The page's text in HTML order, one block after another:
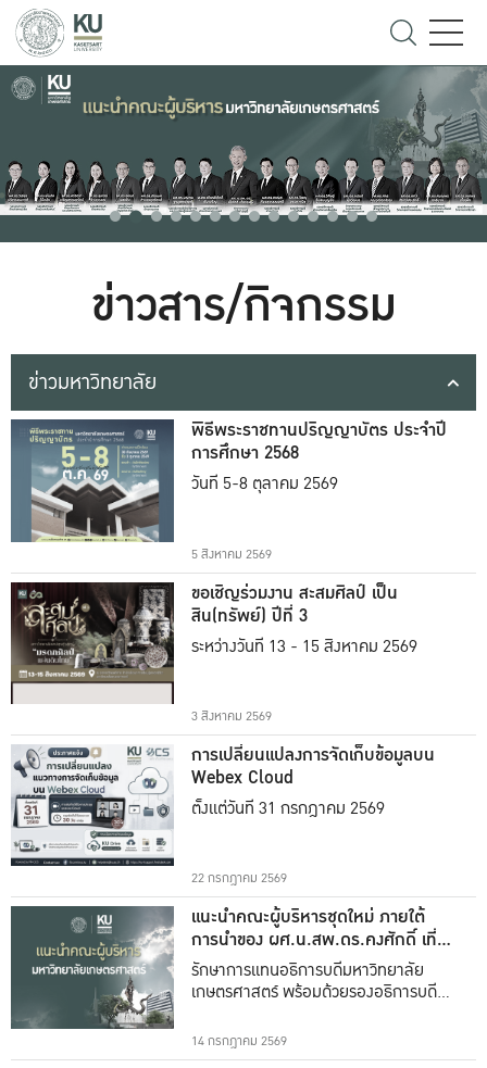
ข่าวสาร/กิจกรรม
ข่าวมหาวิทยาลัย
พิธีพระราชทานปริญญาบัตร ประจำปี
การศึกษา 2568
วันที่ 5-8 ตุลาคม 2569
5 สิงหาคม 2569
ขอเชิญร่วมงาน สะสมศิลป์ เป็น
สิน(ทรัพย์) ปีที่ 3
ระหว่างวันที่ 13 - 15 สิงหาคม 2569
3 สิงหาคม 2569
การเปลี่ยนแปลงการจัดเก็บข้อมูลบน
Webex Cloud
ตั้งแต่วันที่ 31 กรกฎาคม 2569
22 กรกฎาคม 2569
แนะนำคณะผู้บริหารชุดใหม่ ภายใต้
การนำของ ผศ.น.สพ.ดร.คงศักดิ์ เที่ยง
ธรรม
รักษาการแทนอธิการบดีมหาวิทยาลัย
เกษตรศาสตร์ พร้อมด้วยรองอธิการบดีทั้ง
14 กรกฎาคม 2569